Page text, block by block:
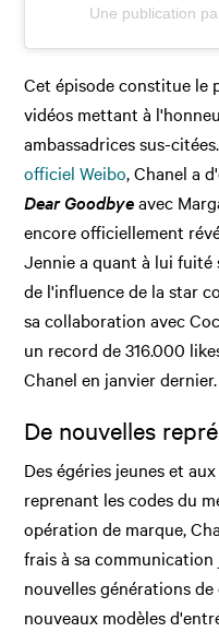
Une publication
Cet épisode constitue le
vidéos mettant à
ambassadrices sus-
officiel Weibo, Chanel a
Dear Goodbyeavec
encore officiellement
Jennie a quant à lui fuité
de l'influence de la star
sa collaboration avec
un record de 316.000
Chanel en janvier dernier.
De nouvelles
Des égéries jeunes et
reprenant les codes du
opération de marque,
frais à sa
nouvelles générations
nouveaux modèles